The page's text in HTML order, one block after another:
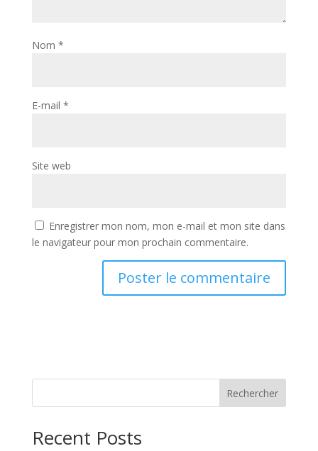
Nom *
E-mail *
Site web
Enregistrer mon nom, mon e-mail et mon site dans
le navigateur pour mon prochain commentaire.
Rechercher
Recent Posts